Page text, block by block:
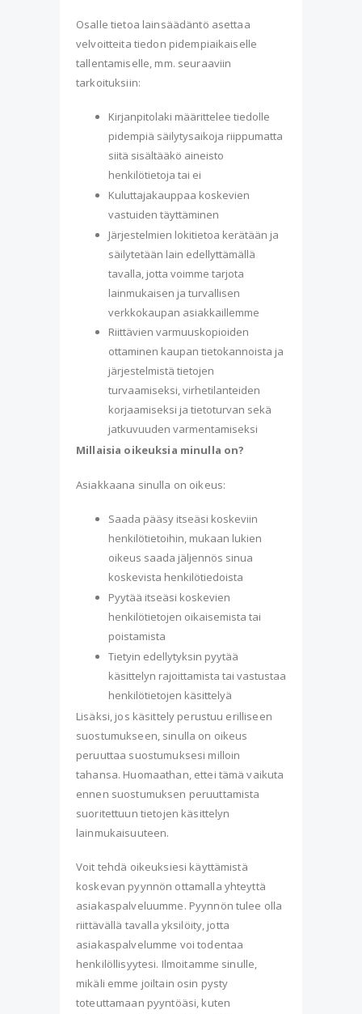
Osalle tietoa lainsäädäntö asettaa
velvoitteita tiedon pidempiaikaiselle
tallentamiselle, mm. seuraaviin
tarkoituksiin:
Kirjanpitolaki määrittelee tiedolle
pidempiä säilytysaikoja riippumatta
siitä sisältääkö aineisto
henkilötietoja tai ei
Kuluttajakauppaa koskevien
vastuiden täyttäminen
Järjestelmien lokitietoa kerätään ja
säilytetään lain edellyttämällä
tavalla, jotta voimme tarjota
lainmukaisen ja turvallisen
verkkokaupan asiakkaillemme
Riittävien varmuuskopioiden
ottaminen kaupan tietokannoista ja
järjestelmistä tietojen
turvaamiseksi, virhetilanteiden
korjaamiseksi ja tietoturvan sekä
jatkuvuuden varmentamiseksi
Millaisia oikeuksia minulla on?
Asiakkaana sinulla on oikeus:
Saada pääsy itseäsi koskeviin
henkilötietoihin, mukaan lukien
oikeus saada jäljennös sinua
koskevista henkilötiedoista
Pyytää itseäsi koskevien
henkilötietojen oikaisemista tai
poistamista
Tietyin edellytyksin pyytää
käsittelyn rajoittamista tai vastustaa
henkilötietojen käsittelyä
Lisäksi, jos käsittely perustuu erilliseen
suostumukseen, sinulla on oikeus
peruuttaa suostumuksesi milloin
tahansa. Huomaathan, ettei tämä vaikuta
ennen suostumuksen peruuttamista
suoritettuun tietojen käsittelyn
lainmukaisuuteen.
Voit tehdä oikeuksiesi käyttämistä
koskevan pyynnön ottamalla yhteyttä
asiakaspalveluumme. Pyynnön tulee olla
riittävällä tavalla yksilöity, jotta
asiakaspalvelumme voi todentaa
henkilöllisyytesi. Ilmoitamme sinulle,
mikäli emme joiltain osin pysty
toteuttamaan pyyntöäsi, kuten